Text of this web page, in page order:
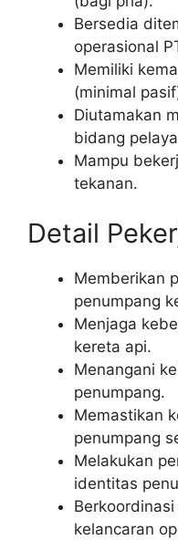
Bersedia
operasional
Memiliki
(minimal
Diutamakan
bidang
Mampu
tekanan.
Detail
Memberikan
penumpang
Menjaga
kereta api.
Menangani
penumpang.
Memastikan
penumpang
Melakukan
identitas
kelancaran